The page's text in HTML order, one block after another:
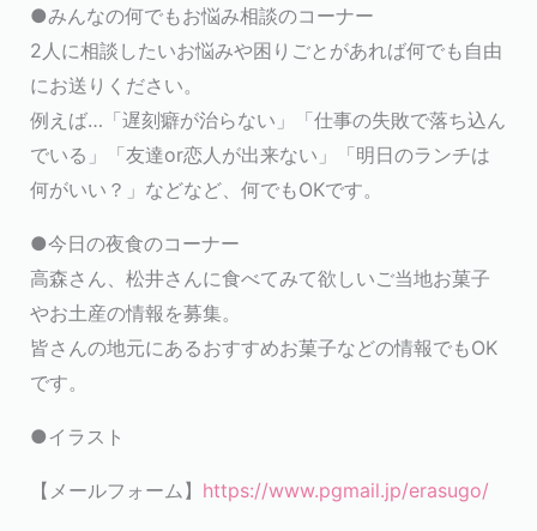
●みんなの何でもお悩み相談のコーナー
2人に相談したいお悩みや困りごとがあれば何でも自由
にお送りください。
例えば…「遅刻癖が治らない」「仕事の失敗で落ち込ん
でいる」「友達or恋人が出来ない」「明日のランチは
何がいい？」などなど、何でもOKです。
●今日の夜食のコーナー
高森さん、松井さんに食べてみて欲しいご当地お菓子
やお土産の情報を募集。
皆さんの地元にあるおすすめお菓子などの情報でもOK
です。
●イラスト
【メールフォーム】 https://www.pgmail.jp/erasugo/